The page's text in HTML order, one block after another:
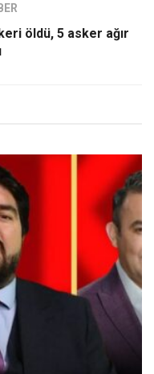
öldü, 5 asker ağır